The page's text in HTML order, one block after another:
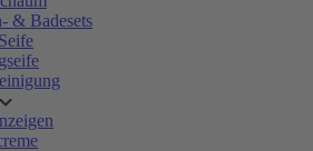
& Badesets